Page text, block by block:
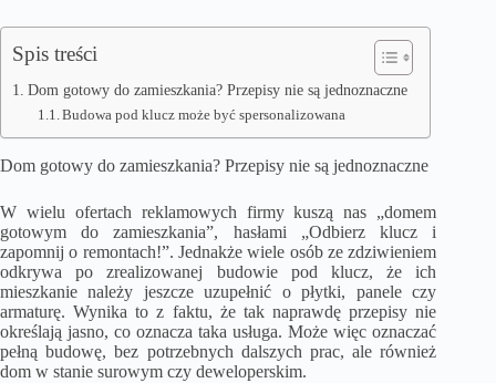
Spis treści
Dom gotowy do zamieszkania? Przepisy nie są jednoznaczne
Budowa pod klucz może być spersonalizowana
Dom gotowy do zamieszkania? Przepisy nie są jednoznaczne
W wielu ofertach reklamowych firmy kuszą nas „domem
gotowym do zamieszkania”, hasłami „Odbierz klucz i
zapomnij o remontach!”. Jednakże wiele osób ze zdziwieniem
odkrywa po zrealizowanej budowie pod klucz, że ich
mieszkanie należy jeszcze uzupełnić o płytki, panele czy
armaturę. Wynika to z faktu, że tak naprawdę przepisy nie
określają jasno, co oznacza taka usługa. Może więc oznaczać
pełną budowę, bez potrzebnych dalszych prac, ale również
dom w stanie surowym czy deweloperskim.